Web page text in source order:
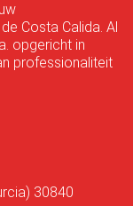
Costa Calida. Al
opgericht in
professionaliteit
30840